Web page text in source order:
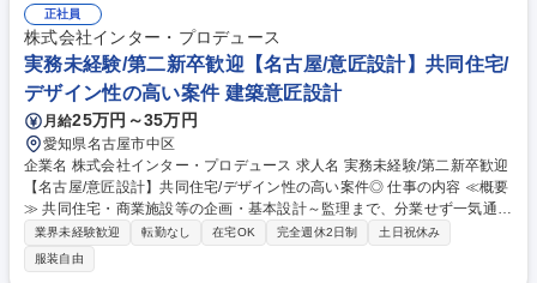
ますが、当社では「全部やる」のが基本。入社半年～1年は社長直下で業
務を学び、2年目以降はプロジェクトリーダーとして、デザイン性の高い
案件を牽引していただきます。 募集職種 二級建築士以上【東京/意匠設
計】共同住宅/デザイン性の高い案件/定年制なし
正社員
株式会社インター・プロデュース
実務未経験/第二新卒歓迎【名古屋/意匠設計】共同住宅/
デザイン性の高い案件 建築意匠設計
月給25万円～35万円
愛知県名古屋市中区
企業名 株式会社インター・プロデュース 求人名 実務未経験/第二新卒歓迎
【名古屋/意匠設計】共同住宅/デザイン性の高い案件◎ 仕事の内容 ≪概要
≫ 共同住宅・商業施設等の企画・基本設計～監理まで、分業せず一気通貫
でお任せします。大手不動産会社との直接取引が多く、最上流から完成ま
で自分の手で手掛ける手応えを感じられる環境です。 ≪詳細≫ ■企画、基
本設計、実施設計の作成 ■外注事務所との調整、現場監理、行政・顧客と
業界未経験歓迎 転勤なし 在宅OK 完全週休2日制
土日祝休み
服装自由